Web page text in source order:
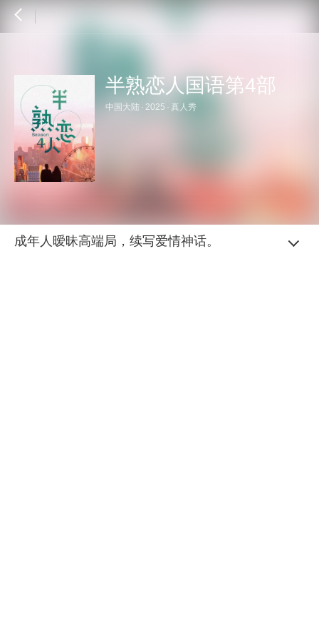
半熟恋人国语第4部
中国大陆 · 2025 · 真人秀
成年人暧昧高端局，续写爱情神话。